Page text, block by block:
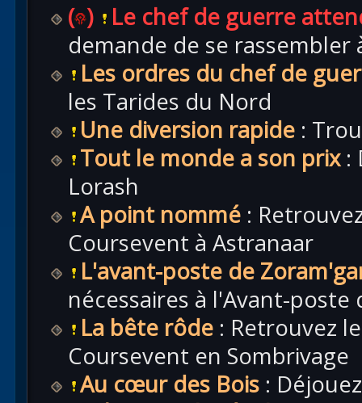
( )
Le chef de guerre
demande de se rassembler
Les ordres du chef de
les Tarides du Nord
Une diversion rapide :
Tout le monde a son prix:
Lorash
A point nommé :
Coursevent à Astranaar
L'avant-poste de
nécessaires à l'Avant-poste
La bête rôde : Retrouvez
Coursevent en Sombrivage
Au cœur des Bois :